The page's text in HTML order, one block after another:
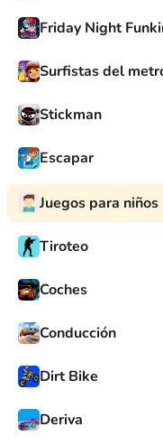
Friday Night
Surfistas del
Stickman
Escapar
Juegos para niños
Tiroteo
Coches
Conducción
Dirt Bike
Deriva